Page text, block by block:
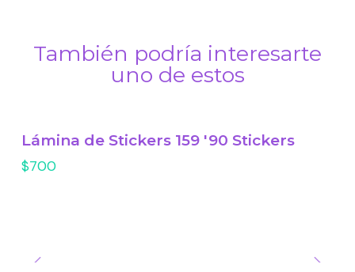
También podría interesarte
uno de estos
Lámina de Stickers 159 '90 Stickers
$700